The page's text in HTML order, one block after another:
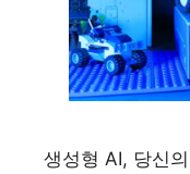
생성형 AI, 당신